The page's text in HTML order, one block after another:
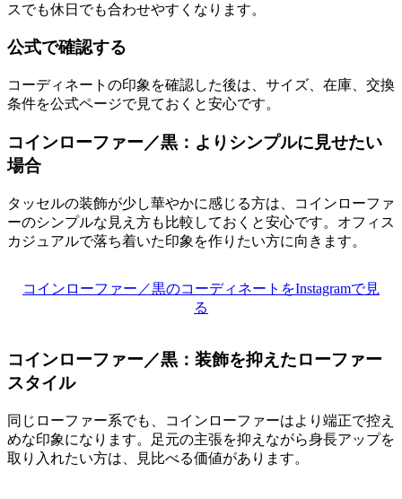
スでも休日でも合わせやすくなります。
公式で確認する
コーディネートの印象を確認した後は、サイズ、在庫、交換
条件を公式ページで見ておくと安心です。
コインローファー／黒：よりシンプルに見せたい
場合
タッセルの装飾が少し華やかに感じる方は、コインローファ
ーのシンプルな見え方も比較しておくと安心です。オフィス
カジュアルで落ち着いた印象を作りたい方に向きます。
コインローファー／黒のコーディネートをInstagramで見
る
コインローファー／黒：装飾を抑えたローファー
スタイル
同じローファー系でも、コインローファーはより端正で控え
めな印象になります。足元の主張を抑えながら身長アップを
取り入れたい方は、見比べる価値があります。